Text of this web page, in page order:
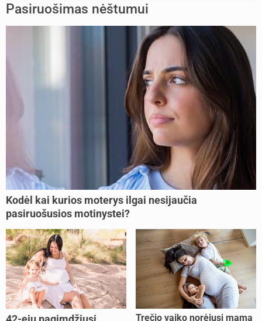
Pasiruošimas nėštumui
Kodėl kai kurios moterys ilgai nesijaučia
pasiruošusios motinystei?
Trečio vaiko norėjusi mama